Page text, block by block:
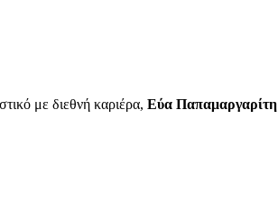
με διεθνή καριέρα, Εύα Παπαμαργαρίτη